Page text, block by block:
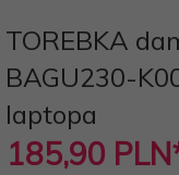
TOREBKA
BAGU230-
laptopa
185,90